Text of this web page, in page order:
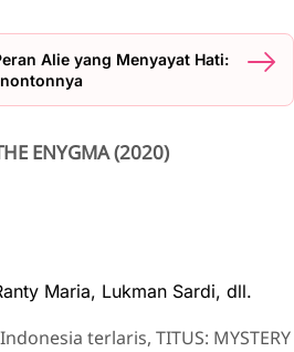
Alie yang Menyayat Hati:
ENYGMA (2020)
Maria, Lukman Sardi, dll.
terlaris, TITUS: MYSTERY